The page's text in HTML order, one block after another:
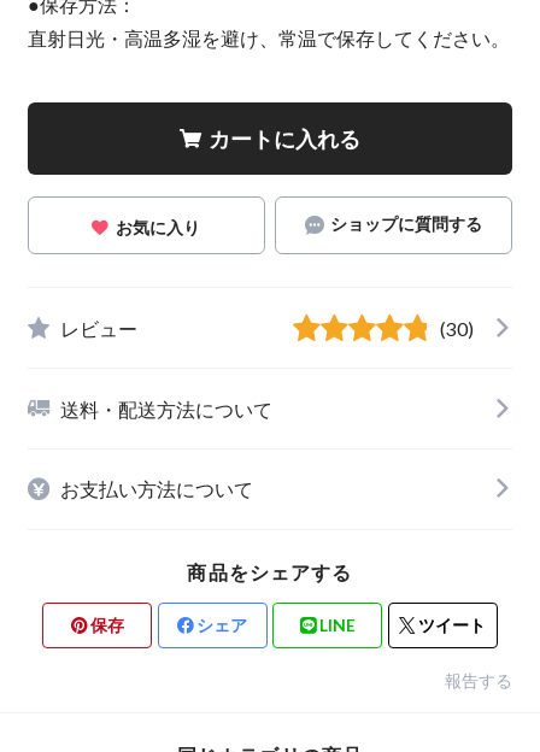
直射日光・高温多湿を避け、常温で保存してください。
カートに入れる
お気に入り ショップに質問する
レビュー (30)
送料・配送方法について
お支払い方法について
商品をシェアする
保存 シェア LINE ツイート
報告する